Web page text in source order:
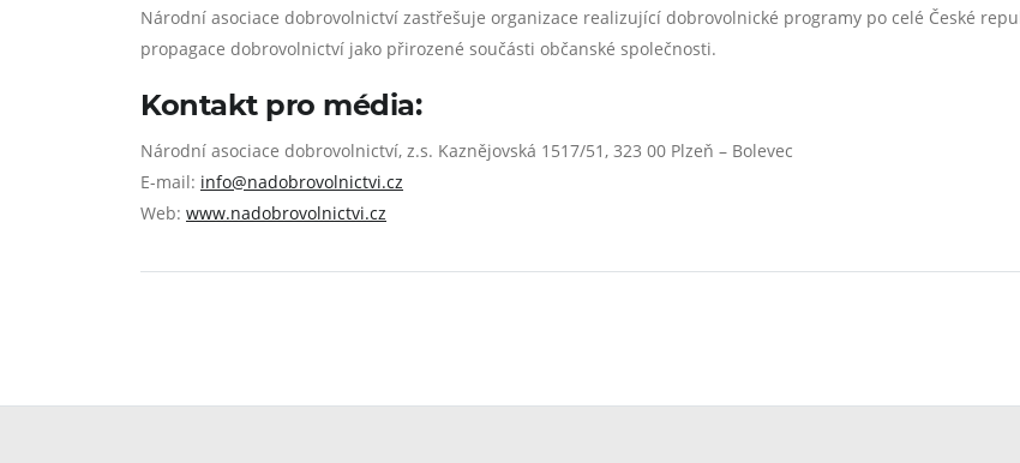
Národní asociace dobrovolnictví zastřešuje organizace realizující dobrovolnické programy po celé České
propagace dobrovolnictví jako přirozené součásti občanské společnosti.
Kontakt pro média:
Národní asociace dobrovolnictví, z.s. Kaznějovská 1517/51, 323 00 Plzeň – Bolevec
E-mail: info@nadobrovolnictvi.cz
Web: www.nadobrovolnictvi.cz